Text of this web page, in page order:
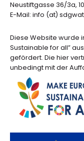
Neustiftgasse 36/3a,
E-Mail: info (at)
Diese Website wurde
Sustainable for all”
gefördert. Die hier
unbedingt mit der